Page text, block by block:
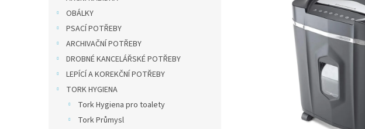
OBÁLKY
PSACÍ POTŘEBY
ARCHIVAČNÍ POTŘEBY
DROBNÉ KANCELÁŘSKÉ POTŘEBY
LEPÍCÍ A KOREKČNÍ POTŘEBY
TORK HYGIENA
Tork Hygiena pro toalety
Tork Průmysl